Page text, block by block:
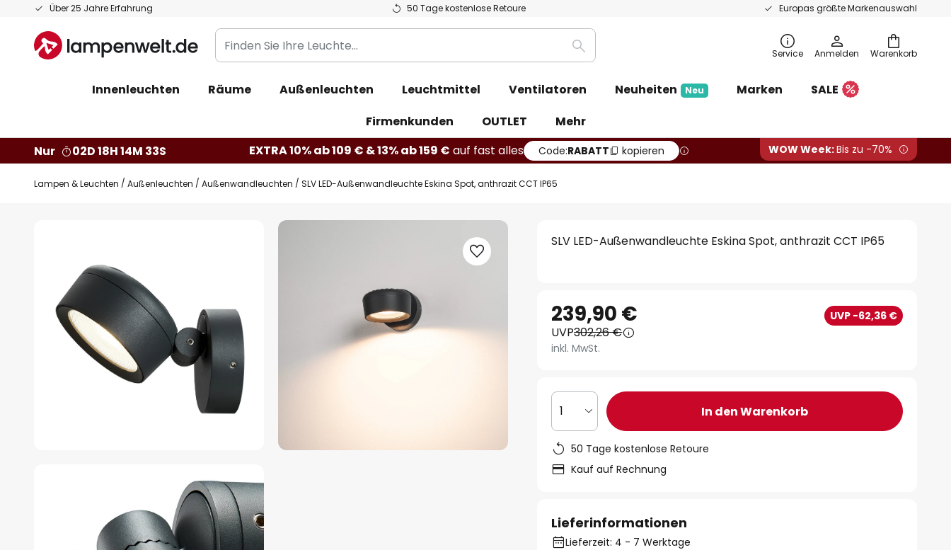
Über 25 Jahre Erfahrung 50 Tage kostenlose Retoure Europas größte Markenauswahl
Zum
springen
Warenkorb
Finden
Sie
Leuchte...
Suche Service Anmelden
Innenleuchten Räume Außenleuchten Leuchtmittel Ventilatoren Neuheiten Neu Marken
SALE
Firmenkunden
OUTLET
Mehr
Nur
02D 18H 14M 32S EXTRA 10% ab 109 € & 13% ab 159 € auf fast alles Code:RABATT kopieren WOW Week:Bis zu -70%
Lampen & Leuchten Außenleuchten Außenwandleuchten SLV LED-Außenwandleuchte Eskina Spot, anthrazit CCT IP65
Bildgalerie
springen
SLV LED-Außenwandleuchte Eskina Spot, anthrazit CCT IP65
239,90 € UVP -62,36 €
UVP302,26 €
inkl. MwSt.
1 In den Warenkorb
50 Tage kostenlose Retoure
Kauf auf Rechnung
Lieferinformationen
Lieferzeit: 4 - 7 Werktage